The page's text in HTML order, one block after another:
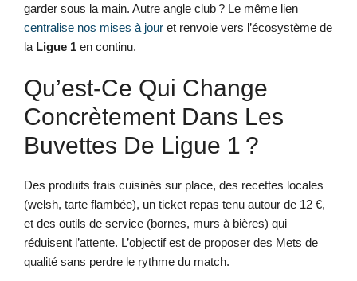
garder sous la main. Autre angle club ? Le même lien
centralise nos mises à jour et renvoie vers l’écosystème de
la Ligue 1 en continu.
Qu’est-Ce Qui Change
Concrètement Dans Les
Buvettes De Ligue 1 ?
Des produits frais cuisinés sur place, des recettes locales
(welsh, tarte flambée), un ticket repas tenu autour de 12 €,
et des outils de service (bornes, murs à bières) qui
réduisent l’attente. L’objectif est de proposer des Mets de
qualité sans perdre le rythme du match.